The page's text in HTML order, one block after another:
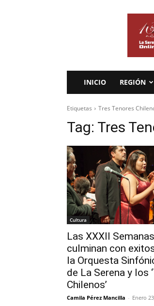
INICIO REGIÓN
Etiquetas Tres Tenores
Tag: Tres
Cultura
Las XXXII
culminan con
la Orquesta
de La Serena y los
Chilenos’
Camila Pérez Mancilla - Enero